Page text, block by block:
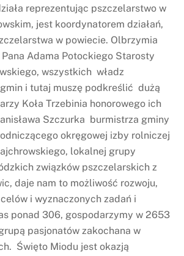
reprezentując pszczelarstwo w
jest koordynatorem działań,
w powiecie. Olbrzymia
Adama Potockiego Starosty
wszystkich władz
i tutaj muszę podkreślić dużą
Koła Trzebinia honorowego ich
Szczurka burmistrza gminy
okręgowej izby rolniczej
lokalnej grupy
związków pszczelarskich z
daje nam to możliwość rozwoju,
i wyznaczonych zadań i
ponad 306, gospodarzymy w 2653
pasjonatów zakochana w
Święto Miodu jest okazją